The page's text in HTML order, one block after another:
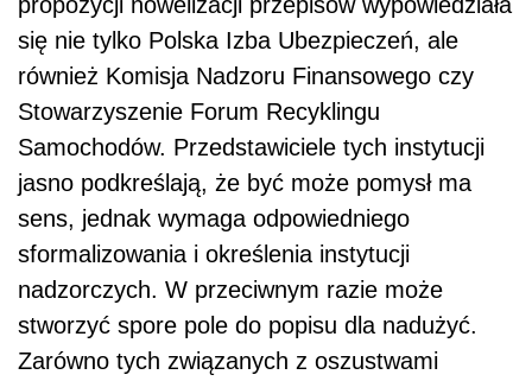
się nie tylko Polska Izba Ubezpieczeń, ale
również Komisja Nadzoru Finansowego czy
Stowarzyszenie Forum Recyklingu
Samochodów. Przedstawiciele tych instytucji
jasno podkreślają, że być może pomysł ma
sens, jednak wymaga odpowiedniego
sformalizowania i określenia instytucji
nadzorczych. W przeciwnym razie może
stworzyć spore pole do popisu dla nadużyć.
Zarówno tych związanych z oszustwami